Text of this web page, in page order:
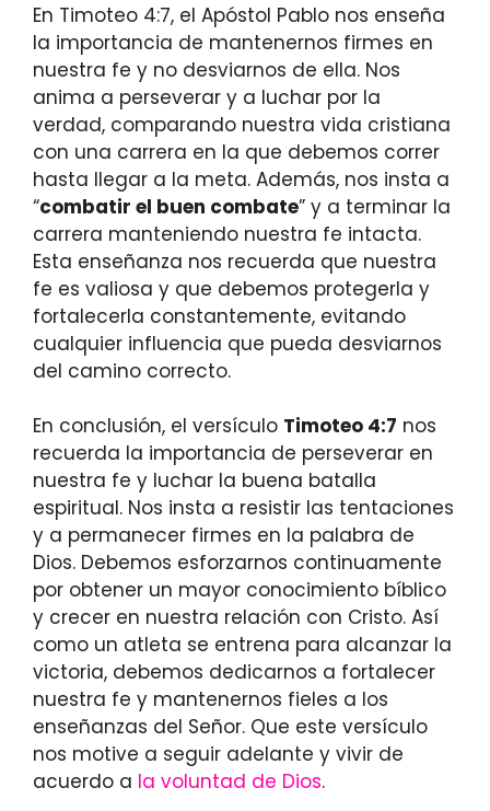
En Timoteo 4:7, el Apóstol Pablo nos enseña
la importancia de mantenernos firmes en
nuestra fe y no desviarnos de ella. Nos
anima a perseverar y a luchar por la
verdad, comparando nuestra vida cristiana
con una carrera en la que debemos correr
hasta llegar a la meta. Además, nos insta a
“combatir el buen combate” y a terminar la
carrera manteniendo nuestra fe intacta.
Esta enseñanza nos recuerda que nuestra
fe es valiosa y que debemos protegerla y
fortalecerla constantemente, evitando
cualquier influencia que pueda desviarnos
del camino correcto.
En conclusión, el versículo Timoteo 4:7 nos
recuerda la importancia de perseverar en
nuestra fe y luchar la buena batalla
espiritual. Nos insta a resistir las tentaciones
y a permanecer firmes en la palabra de
Dios. Debemos esforzarnos continuamente
por obtener un mayor conocimiento bíblico
y crecer en nuestra relación con Cristo. Así
como un atleta se entrena para alcanzar la
victoria, debemos dedicarnos a fortalecer
nuestra fe y mantenernos fieles a los
enseñanzas del Señor. Que este versículo
nos motive a seguir adelante y vivir de
acuerdo a la voluntad de Dios.